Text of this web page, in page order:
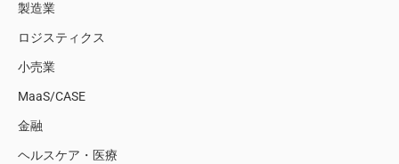
製造業
ロジスティクス
小売業
MaaS/CASE
金融
ヘルスケア・医療